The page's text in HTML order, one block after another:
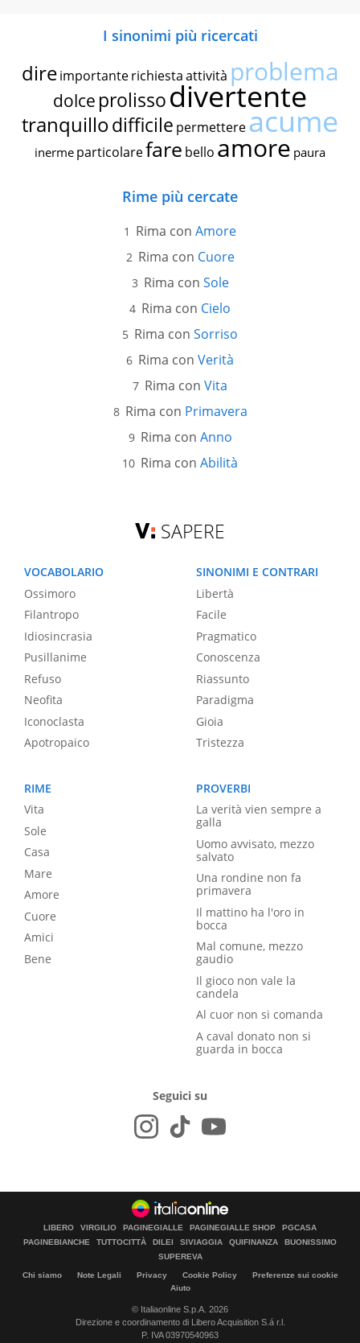
I sinonimi più ricercati
dire importante richiestaattività problema
dolce prolissodivertente
tranquillodifficile permettereacume
inerme particolarefare bello amore paura
Rime più cercate
Rima con Amore
Rima con Cuore
Rima con Sole
Rima con Cielo
Rima con Sorriso
Rima con Verità
Rima con Vita
Rima con Primavera
Rima con Anno
Rima con Abilità
SAPERE
VOCABOLARIO
Ossimoro
Filantropo
Idiosincrasia
Pusillanime
Refuso
Neofita
Iconoclasta
Apotropaico
SINONIMI E CONTRARI
Libertà
Facile
Pragmatico
Conoscenza
Riassunto
Paradigma
Gioia
Tristezza
RIME
Vita
Sole
Casa
Mare
Amore
Cuore
Amici
Bene
PROVERBI
La verità vien sempre a
galla
Uomo avvisato, mezzo
salvato
Una rondine non fa
primavera
Il mattino ha l'oro in
bocca
Mal comune, mezzo
gaudio
Il gioco non vale la
candela
Al cuor non si comanda
A caval donato non si
guarda in bocca
Seguici su
LIBERO VIRGILIO PAGINEGIALLE PAGINEGIALLE SHOP
PGCASA
PAGINEBIANCHE
TUTTOCITTÀ DILEI SIVIAGGIA QUIFINANZA
BUONISSIMO
SUPEREVA
Chi siamo Note Legali Privacy Cookie Policy
Preferenze sui cookie
Aiuto
© Italiaonline S.p.A. 2026
Direzione e coordinamento di Libero Acquisition S.á r.l.
P. IVA 03970540963